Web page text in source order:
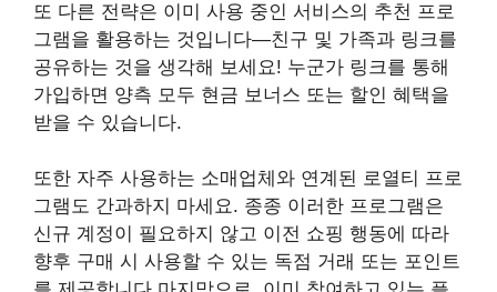
또 다른 전략은 이미 사용 중인 서비스의 추천 프로
그램을 활용하는 것입니다—친구 및 가족과 링크를
공유하는 것을 생각해 보세요! 누군가 링크를 통해
가입하면 양측 모두 현금 보너스 또는 할인 혜택을
받을 수 있습니다.
또한 자주 사용하는 소매업체와 연계된 로열티 프로
그램도 간과하지 마세요. 종종 이러한 프로그램은
신규 계정이 필요하지 않고 이전 쇼핑 행동에 따라
향후 구매 시 사용할 수 있는 독점 거래 또는 포인트